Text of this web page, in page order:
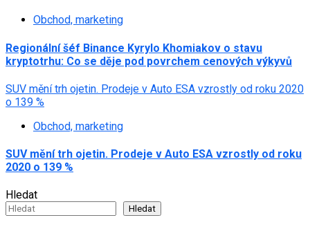
Obchod, marketing
Regionální šéf Binance Kyrylo Khomiakov o stavu
kryptotrhu: Co se děje pod povrchem cenových výkyvů
SUV mění trh ojetin. Prodeje v Auto ESA vzrostly od roku 2020
o 139 %
Obchod, marketing
SUV mění trh ojetin. Prodeje v Auto ESA vzrostly od roku
2020 o 139 %
Hledat
Hledat